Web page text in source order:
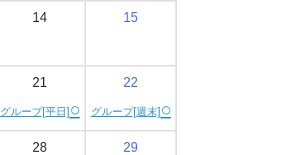
14 15
21
グループ[平日] ○
22
グループ[週末] ○
28 29